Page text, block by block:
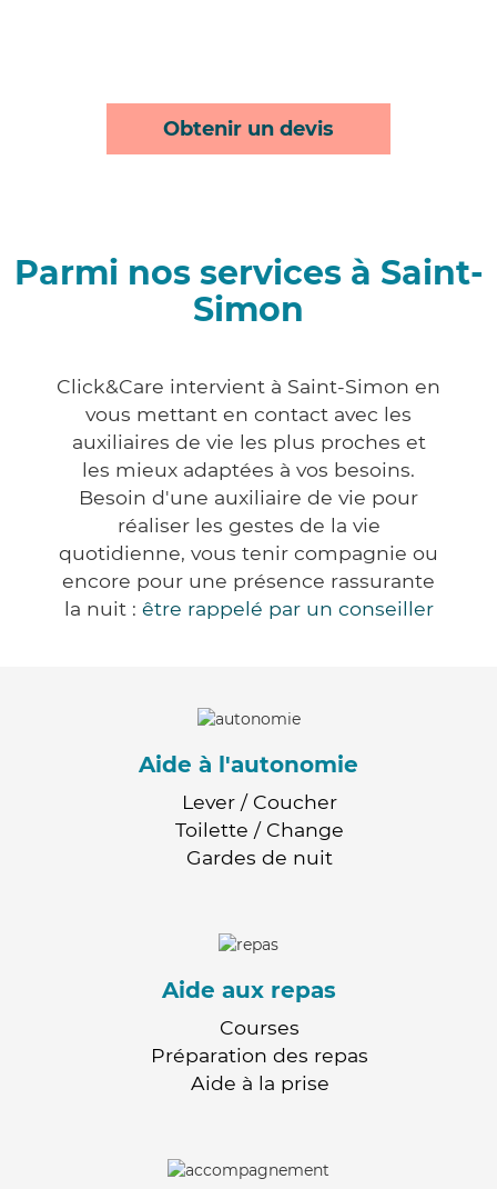
Obtenir un devis
Parmi nos services à Saint-
Simon
Click&Care intervient à Saint-Simon en
vous mettant en contact avec les
auxiliaires de vie les plus proches et
les mieux adaptées à vos besoins.
Besoin d'une auxiliaire de vie pour
réaliser les gestes de la vie
quotidienne, vous tenir compagnie ou
encore pour une présence rassurante
la nuit : être rappelé par un conseiller
Aide à l'autonomie
Lever / Coucher
Toilette / Change
Gardes de nuit
Aide aux repas
Courses
Préparation des repas
Aide à la prise